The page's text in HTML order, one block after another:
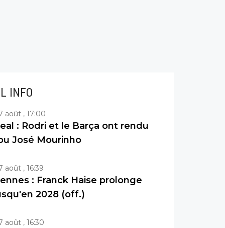
INFO
août , 17:00
: Rodri et le Barça ont rendu
José Mourinho
août , 16:39
: Franck Haise prolonge
2028 (off.)
août , 16:30